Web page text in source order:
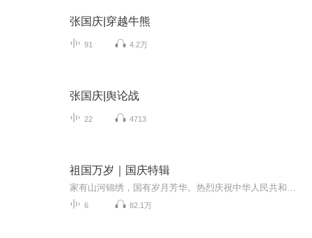
张国庆|穿越牛熊
91 4.2万
张国庆|舆论战
22 4713
祖国万岁｜国庆特辑
6 82.1万